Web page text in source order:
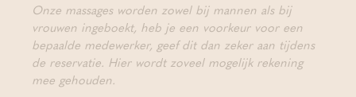
Onze massages worden zowel bij mannen als bij
vrouwen ingeboekt, heb je een voorkeur voor een
bepaalde medewerker, geef dit dan zeker aan tijdens
de reservatie. Hier wordt zoveel mogelijk rekening
mee gehouden.